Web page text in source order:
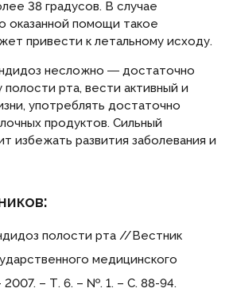
38 градусов. В случае
оказанной помощи такое
привести к летальному исходу.
несложно ― достаточно
полости рта, вести активный и
употреблять достаточно
продуктов. Сильный
избежать развития заболевания и
полости рта //Вестник
медицинского
2007. – Т. 6. – №. 1. – С. 88-94.